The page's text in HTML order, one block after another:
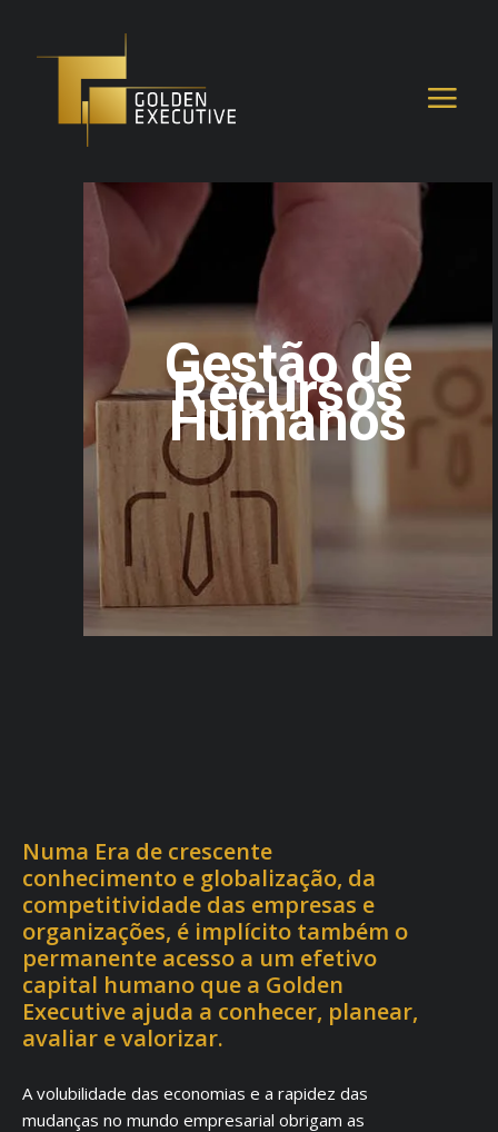
Gestão de
Recursos
Humanos
Numa Era de crescente
conhecimento e globalização, da
competitividade das empresas e
organizações, é implícito também o
permanente acesso a um efetivo
capital humano que a Golden
Executive ajuda a conhecer, planear,
avaliar e valorizar.
A volubilidade das economias e a rapidez das
mudanças no mundo empresarial obrigam as